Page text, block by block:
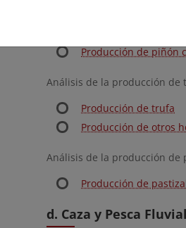
Análisis de la producción
Producción de piñón
Análisis de la producción
Producción de trufa
Producción de otros
Análisis de la producción de
Producción de
d. Caza y Pesca Fluvial